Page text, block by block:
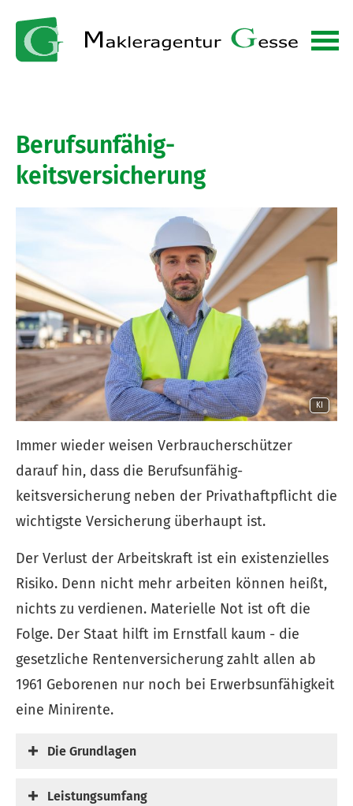
Berufs­unfähig­
keitsversicherung
KI
Immer wieder weisen Verbraucherschützer
darauf hin, dass die Berufs­unfähig­
keitsversicherung neben der Privathaftpflicht die
wichtigste Versicherung überhaupt ist.
Der Verlust der Arbeitskraft ist ein existenzielles
Risiko. Denn nicht mehr arbeiten können heißt,
nichts zu verdienen. Materielle Not ist oft die
Folge. Der Staat hilft im Ernstfall kaum - die
gesetzliche Rentenversicherung zahlt allen ab
1961 Geborenen nur noch bei Erwerbsunfähigkeit
eine Minirente.
Die Grundlagen
Leistungsumfang